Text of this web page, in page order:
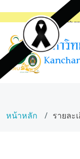
หน้าหลัก รายละ